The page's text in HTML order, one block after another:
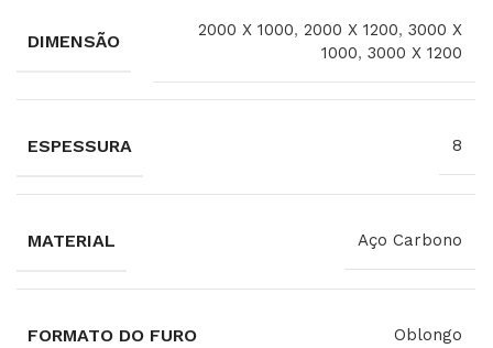
DIMENSÃO
2000 X 1000,2000 X 1200,3000 X
1000,3000 X 1200
ESPESSURA 8
MATERIAL Aço Carbono
FORMATO DO FURO Oblongo